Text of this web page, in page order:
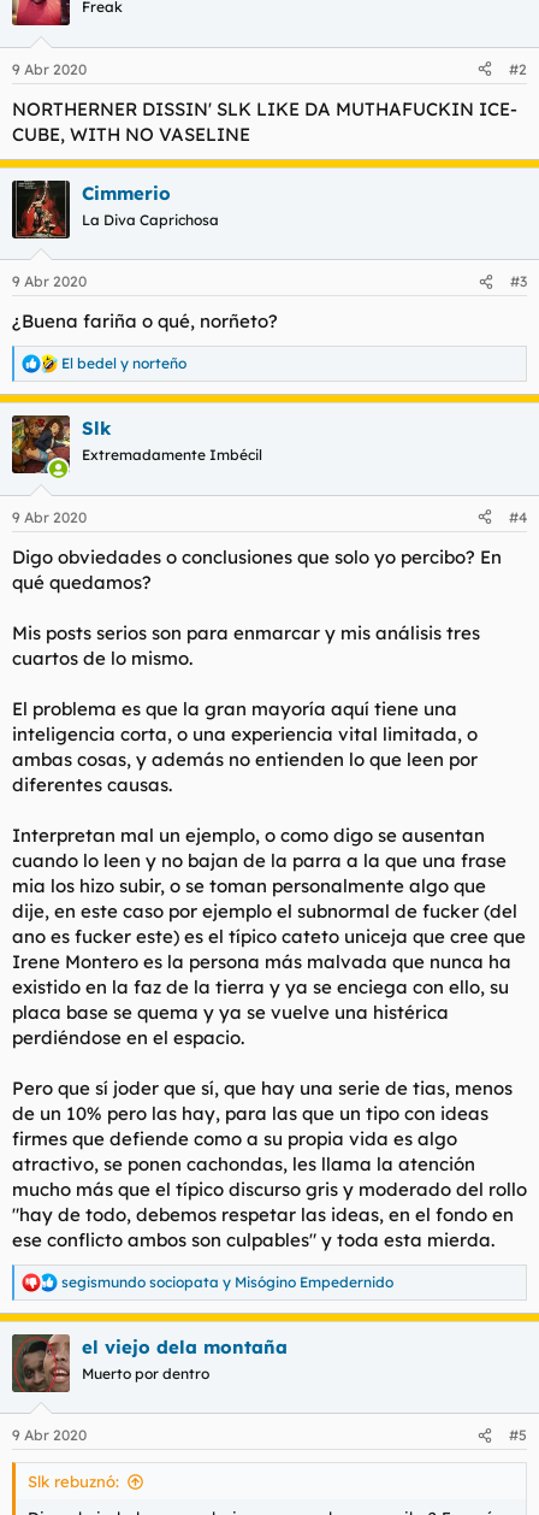
i
e
:
Freak
9 Abr 2020 #2
NORTHERNER DISSIN' SLK LIKE DA MUTHAFUCKIN ICE-
CUBE, WITH NO VASELINE
Cimmerio
La Diva Caprichosa
9 Abr 2020 #3
¿Buena fariña o qué, norñeto?
R
e
a
c
c
i
e
:
El bedel y norteño
Slk
Extremadamente Imbécil
9 Abr 2020 #4
Digo obviedades o conclusiones que solo yo percibo? En
qué quedamos?
Mis posts serios son para enmarcar y mis análisis tres
cuartos de lo mismo.
El problema es que la gran mayoría aquí tiene una
inteligencia corta, o una experiencia vital limitada, o
ambas cosas, y además no entienden lo que leen por
diferentes causas.
Interpretan mal un ejemplo, o como digo se ausentan
cuando lo leen y no bajan de la parra a la que una frase
mia los hizo subir, o se toman personalmente algo que
dije, en este caso por ejemplo el subnormal de fucker (del
ano es fucker este) es el típico cateto uniceja que cree que
Irene Montero es la persona más malvada que nunca ha
existido en la faz de la tierra y ya se enciega con ello, su
placa base se quema y ya se vuelve una histérica
perdiéndose en el espacio.
Pero que sí joder que sí, que hay una serie de tias, menos
de un 10% pero las hay, para las que un tipo con ideas
firmes que defiende como a su propia vida es algo
atractivo, se ponen cachondas, les llama la atención
mucho más que el típico discurso gris y moderado del rollo
"hay de todo, debemos respetar las ideas, en el fondo en
ese conflicto ambos son culpables" y toda esta mierda.
R
e
a
c
c
i
e
s
segismundo sociopata y Misógino Empedernido
el viejo dela montaña
Muerto por dentro
9 Abr 2020 #5
Slk rebuznó: